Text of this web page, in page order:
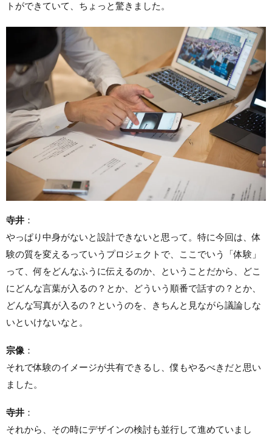
トができていて、ちょっと驚きました。
寺井 ：
やっぱり中身がないと設計できないと思って。特に今回は、体
験の質を変えるっていうプロジェクトで、ここでいう「体験」
って、何をどんなふうに伝えるのか、ということだから、どこ
にどんな言葉が入るの？とか、どういう順番で話すの？とか、
どんな写真が入るの？というのを、きちんと見ながら議論しな
いといけないなと。
宗像 ：
それで体験のイメージが共有できるし、僕もやるべきだと思い
ました。
寺井 ：
それから、その時にデザインの検討も並行して進めていまし